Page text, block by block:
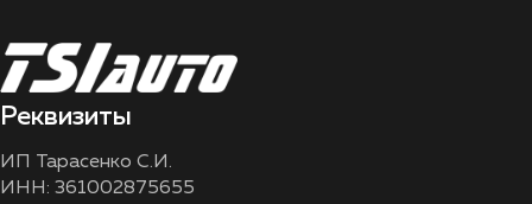
Реквизиты
ИП Тарасенко С.И.
ИНН: 361002875655